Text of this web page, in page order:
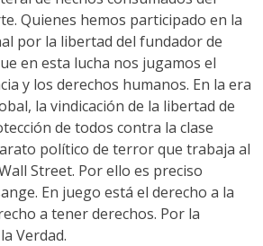
Quienes hemos participado en la
por la libertad del fundador de
en esta lucha nos jugamos el
y los derechos humanos. En la era
la vindicación de la libertad de
de todos contra la clase
político de terror que trabaja al
Street. Por ello es preciso
En juego está el derecho a la
a tener derechos. Por la
Verdad.